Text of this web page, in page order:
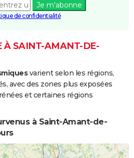
Je m'abonne
de confidentialité
À SAINT-AMANT-DE-
varient selon les régions,
avec des zones plus exposées
et certaines régions
à Saint-Amant-de-